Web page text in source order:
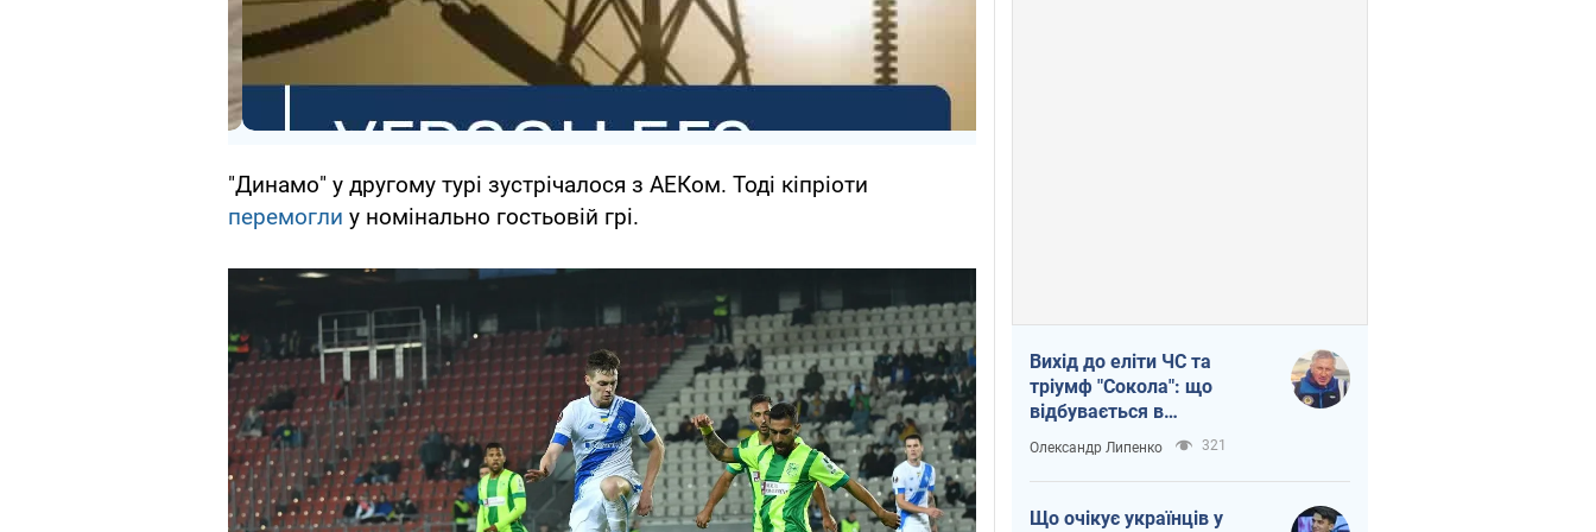
"Динамо" у другому турі зустрічалося з АЕКом. Тоді кіпріоти
перемогли у номінально гостьовій грі.
Вихід до еліти ЧС та
тріумф "Сокола": що
відбувається в
українському хокеї
Олександр Липенко 321
Що очікує українців у